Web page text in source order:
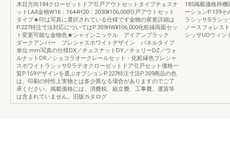
木目方向184クローゼットドア引戸アウトセットタイプチェスナ
ットLAA金物W16：1644H20：2030¥106,000引戸アウトセット
タイプ★印は写真に選択されている仕様です金物の変更詳細は
P.227特注寸法対応についてはP.359HW¥106,000化粧縁両面セッ
ト変更可能な金物色★シャインニッケル アイアンブラック
ダークアンバー プレシャスホワイトデザイン パネルタイプ
単位:mm写真の仕様DX／チェスナットDY／チェリーDZ／ウォ
ルナットDR／ショコラオークレールセット・化粧縁色プレシャ
スホワイトラシッサDラテオクローゼットドア引戸セット価格一
覧P.159デザインを選ぶオプションP.227特注寸法P.359商品の色
は、印刷の特性上実物とは多少異なる場合がありますのでご了
承ください。掲載価格には、消費税、組立費、工事費、運賃等
は含まれていません。旧版カタログ
185掲載価格枠
ーションP.159そ
ラシッサSラシ
ノースフォレス
シッサUDウィン